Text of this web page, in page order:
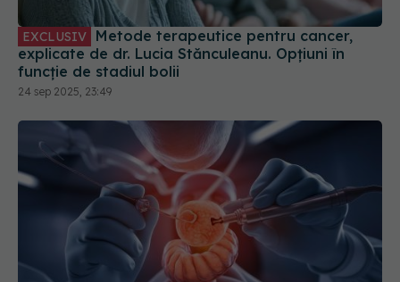
EXCLUSIV
explicate de dr. Lucia Stănculeanu. Opțiuni în
funcție de stadiul bolii
24 sep 2025, 23:49